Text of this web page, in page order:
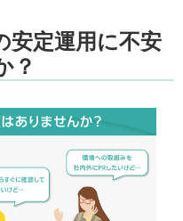
安定運用に不安
？